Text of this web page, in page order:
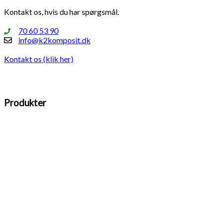
Kontakt os, hvis du har spørgsmål.
70 60 53 90
info@k2komposit.dk
Kontakt os (klik her)
Produkter